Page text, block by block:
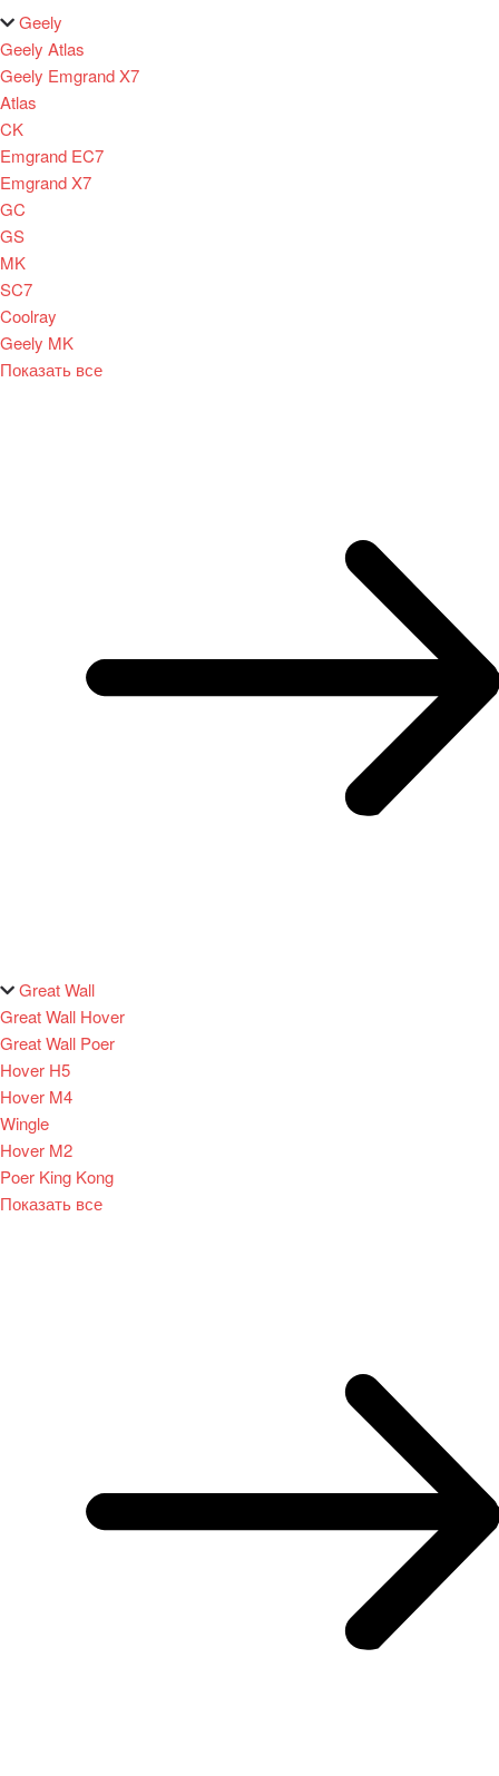
Geely
Geely Atlas
Geely Emgrand X7
Atlas
CK
Emgrand EC7
Emgrand X7
GC
GS
MK
SC7
Coolray
Geely MK
Показать все
Great Wall
Great Wall Hover
Great Wall Poer
Hover H5
Hover M4
Wingle
Hover M2
Poer King Kong
Показать все